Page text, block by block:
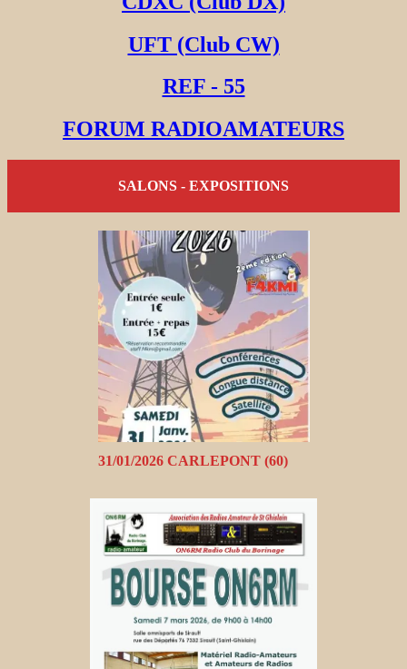
UFT (Club CW)
REF - 55
FORUM RADIOAMATEURS
SALONS - EXPOSITIONS
31/01/2026 CARLEPONT (60)